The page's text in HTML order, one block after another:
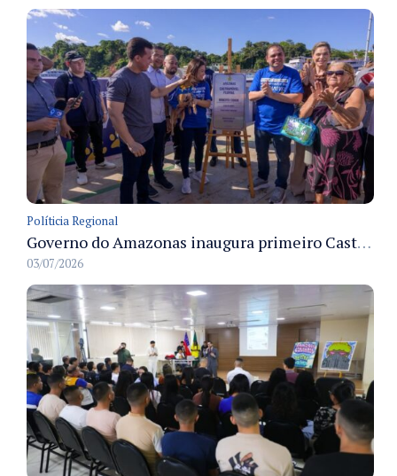
Políticia Regional
Governo do Amazonas inaugura primeiro Castramóvel Fluvial para atendimento veterinário às comunidades ribeirinhas e castração gratuita
03/07/2026